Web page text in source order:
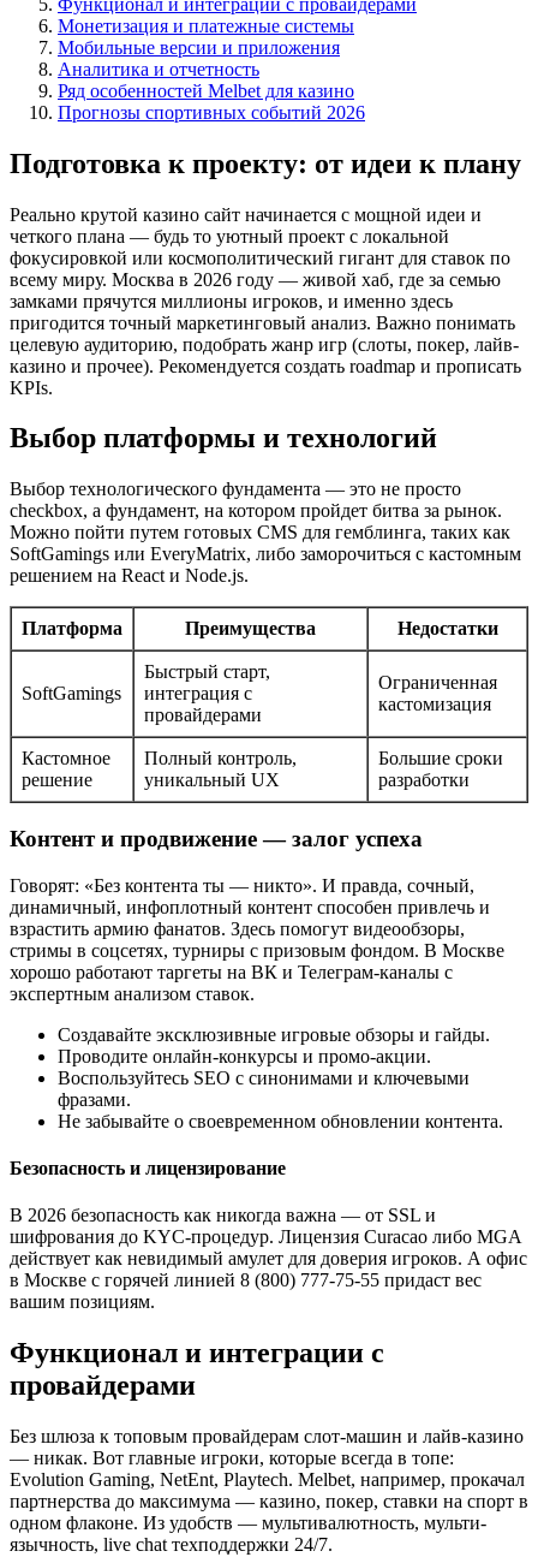
Монетизация и платежные системы
Мобильные версии и приложения
Аналитика и отчетность
Ряд особенностей Melbet для казино
Прогнозы спортивных событий 2026
Подготовка к проекту: от идеи к плану
Реально крутой казино сайт начинается с мощной идеи и
четкого плана — будь то уютный проект с локальной
фокусировкой или космополитический гигант для ставок по
всему миру. Москва в 2026 году — живой хаб, где за семью
замками прячутся миллионы игроков, и именно здесь
пригодится точный маркетинговый анализ. Важно понимать
целевую аудиторию, подобрать жанр игр (слоты, покер, лайв-
казино и прочее). Рекомендуется создать roadmap и прописать
KPIs.
Выбор платформы и технологий
Выбор технологического фундамента — это не просто
checkbox, а фундамент, на котором пройдет битва за рынок.
Можно пойти путем готовых CMS для гемблинга, таких как
SoftGamings или EveryMatrix, либо заморочиться с кастомным
решением на React и Node.js.
Платформа Преимущества Недостатки
SoftGamings
Быстрый старт,
интеграция с
провайдерами
Ограниченная
кастомизация
Кастомное
решение
Полный контроль,
уникальный UX
Большие сроки
разработки
Контент и продвижение — залог успеха
Говорят: «Без контента ты — никто». И правда, сочный,
динамичный, инфоплотный контент способен привлечь и
взрастить армию фанатов. Здесь помогут видеообзоры,
стримы в соцсетях, турниры с призовым фондом. В Москве
хорошо работают таргеты на ВК и Телеграм-каналы с
экспертным анализом ставок.
Создавайте эксклюзивные игровые обзоры и гайды.
Проводите онлайн-конкурсы и промо-акции.
Воспользуйтесь SEO c синонимами и ключевыми
фразами.
Не забывайте о своевременном обновлении контента.
Безопасность и лицензирование
В 2026 безопасность как никогда важна — от SSL и
шифрования до KYC-процедур. Лицензия Curacao либо MGA
действует как невидимый амулет для доверия игроков. А офис
в Москве с горячей линией 8 (800) 777-75-55 придаст вес
вашим позициям.
Функционал и интеграции с
провайдерами
Без шлюза к топовым провайдерам слот-машин и лайв-казино
— никак. Вот главные игроки, которые всегда в топе:
Evolution Gaming, NetEnt, Playtech. Melbet, например, прокачал
партнерства до максимума — казино, покер, ставки на спорт в
одном флаконе. Из удобств — мультивалютность, мульти-
язычность, live chat техподдержки 24/7.